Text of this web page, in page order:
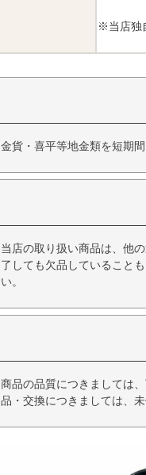
※当店独
金貨・喜平等地金類を短期
当店の取り扱い商品は、他
了しても欠品していること
い。
商品の品質につきましては
品・交換につきましては、未